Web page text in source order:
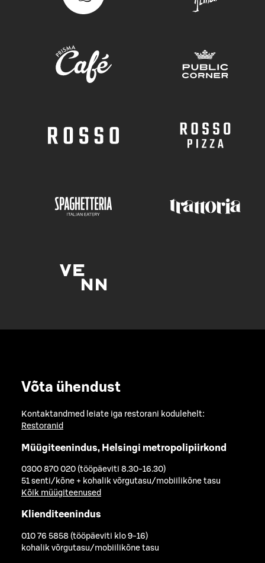
Võta ühendust
Kontaktandmed leiate iga restorani kodulehelt:
Restoranid
Müügiteenindus, Helsingi metropolipiirkond
0300 870 020 (tööpäeviti 8.30-16.30)
51 senti/kõne + kohalik võrgutasu/mobiilikõne tasu
Kõik müügiteenused
Klienditeenindus
010 76 5858 (tööpäeviti klo 9-16)
kohalik võrgutasu/mobiilikõne tasu